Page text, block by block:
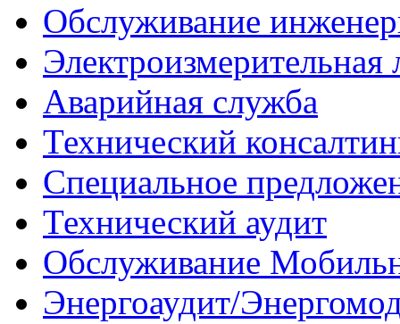
Обслуживание
Электроизмерительная
Аварийная служба
Технический
Специальное
Технический аудит
Обслуживание
Энергоаудит/